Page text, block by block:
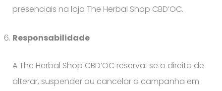
presenciais na loja The Herbal Shop CBD’OC.
Responsabilidade
A The Herbal Shop CBD’OC reserva-se o direito de
alterar, suspender ou cancelar a campanha em